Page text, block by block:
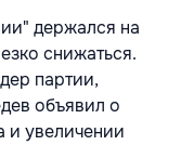
держался на
снижаться.
партии,
объявил о
и увеличении